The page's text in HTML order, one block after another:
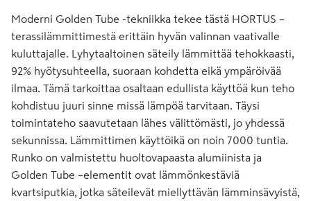
Moderni Golden Tube -tekniikka tekee tästä HORTUS –
terassilämmittimestä erittäin hyvän valinnan vaativalle
kuluttajalle. Lyhytaaltoinen säteily lämmittää tehokkaasti,
92% hyötysuhteella, suoraan kohdetta eikä ympäröivää
ilmaa. Tämä tarkoittaa osaltaan edullista käyttöä kun teho
kohdistuu juuri sinne missä lämpöä tarvitaan. Täysi
toimintateho saavutetaan lähes välittömästi, jo yhdessä
sekunnissa. Lämmittimen käyttöikä on noin 7000 tuntia.
Runko on valmistettu huoltovapaasta alumiinista ja
Golden Tube –elementit ovat lämmönkestäviä
kvartsiputkia, jotka säteilevät miellyttävän lämminsävyistä,